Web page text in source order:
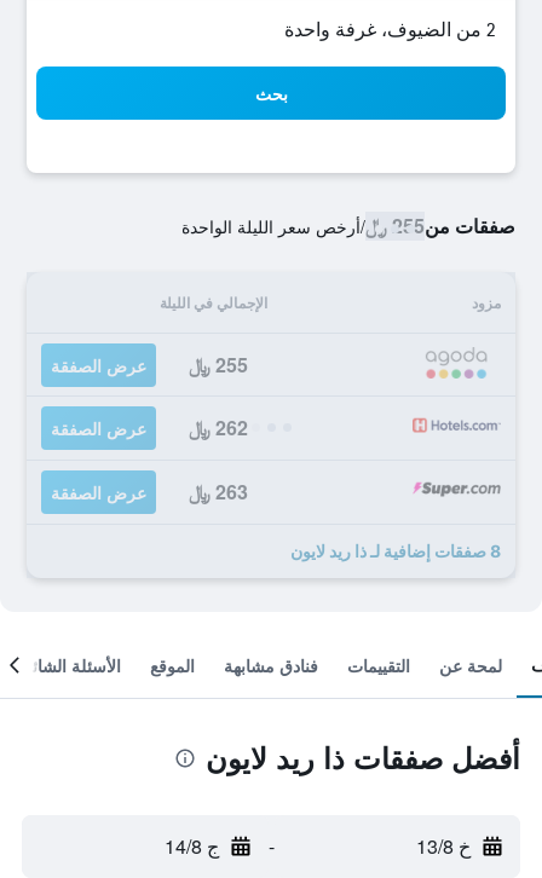
2 من الضيوف، غرفة واحدة
بحث
صفقات من255 ﷼ /أرخص سعر الليلة الواحدة
مزود الإجمالي في الليلة
255 ﷼ عرض الصفقة
262 ﷼ عرض الصفقة
263 ﷼ عرض الصفقة
8 صفقات إضافية لـ ذا ريد لايون
لمحة عن التقييمات فنادق مشابهة الموقع الأسئلة الشائعة
أفضل صفقات ذا ريد لايون
خ 13/8 - ج 14/8